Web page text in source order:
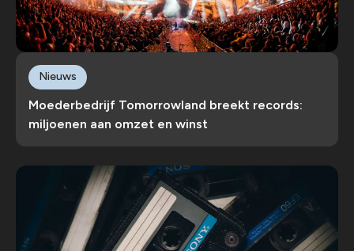
Moederbedrijf Tomorrowland breekt records:
miljoenen aan omzet en winst
Nieuws